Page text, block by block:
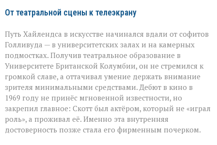
От театральной сцены к телеэкрану
Путь Хайлендса в искусстве начинался вдали от софитов
Голливуда — в университетских залах и на камерных
подмостках. Получив театральное образование в
Университете Британской Колумбии, он не стремился к
громкой славе, а оттачивал умение держать внимание
зрителя минимальными средствами. Дебют в кино в
1969 году не принёс мгновенной известности, но
закрепил главное: Скотт был актёром, который не «играл
роль», а проживал её. Именно эта внутренняя
достоверность позже стала его фирменным почерком.